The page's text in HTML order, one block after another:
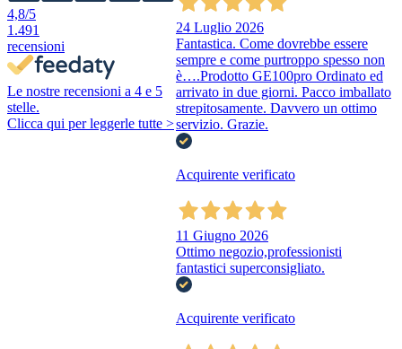
4,8/5
1.491
recensioni
Le nostre recensioni a 4 e 5
stelle.
Clicca qui per leggerle tutte >
24 Luglio 2026
Fantastica. Come dovrebbe essere
sempre e come purtroppo spesso non
è….Prodotto GE100pro Ordinato ed
arrivato in due giorni. Pacco imballato
strepitosamente. Davvero un ottimo
servizio. Grazie.
Acquirente verificato
11 Giugno 2026
Ottimo negozio,professionisti
fantastici superconsigliato.
Acquirente verificato